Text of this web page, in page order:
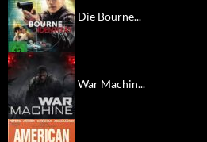
Die Bourne...
War Machin...